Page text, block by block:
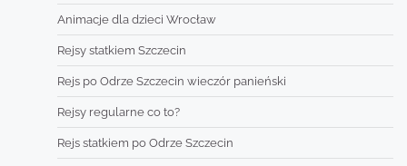
Animacje dla dzieci Wrocław
Rejsy statkiem Szczecin
Rejs po Odrze Szczecin wieczór panieński
Rejsy regularne co to?
Rejs statkiem po Odrze Szczecin